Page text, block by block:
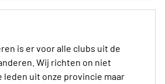
is er voor alle clubs uit de
Wij richten on niet
uit onze provincie maar